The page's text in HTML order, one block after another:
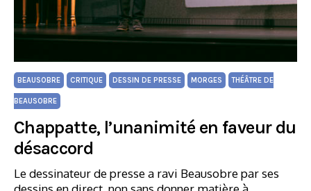
BEAUSOBRE CRITIQUE DESSIN DE PRESSE MORGES THÉÂTRE DE
BEAUSOBRE
Chappatte, l’unanimité en faveur du
désaccord
Le dessinateur de presse a ravi Beausobre par ses